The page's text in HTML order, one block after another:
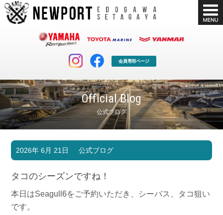
会員専用ページ
Official Blog
公式ブログ
マリンクラブ
マリンライフを堪能したい！
ボート販売
ボート免許
長年の実績と信頼！
2026年 6月 21日 公式ブログ
タコのシーズンですね！
本日はSeagull6をご予約いただき、シーバス、タコ狙い
です。